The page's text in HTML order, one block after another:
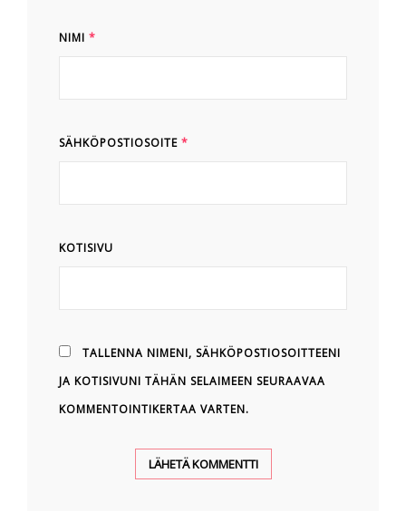
NIMI *
SÄHKÖPOSTIOSOITE *
KOTISIVU
TALLENNA NIMENI, SÄHKÖPOSTIOSOITTEENI
JA KOTISIVUNI TÄHÄN SELAIMEEN SEURAAVAA
KOMMENTOINTIKERTAA VARTEN.